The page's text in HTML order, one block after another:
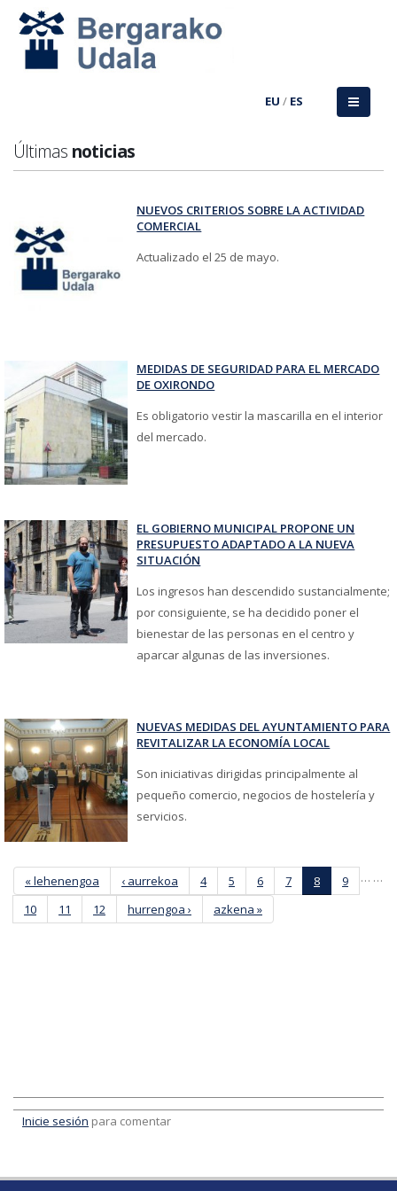
EU / ES
Últimas noticias
NUEVOS CRITERIOS SOBRE LA ACTIVIDAD
COMERCIAL
Actualizado el 25 de mayo.
MEDIDAS DE SEGURIDAD PARA EL MERCADO
DE OXIRONDO
Es obligatorio vestir la mascarilla en el interior
del mercado.
EL GOBIERNO MUNICIPAL PROPONE UN
PRESUPUESTO ADAPTADO A LA NUEVA
SITUACIÓN
Los ingresos han descendido sustancialmente;
por consiguiente, se ha decidido poner el
bienestar de las personas en el centro y
aparcar algunas de las inversiones.
NUEVAS MEDIDAS DEL AYUNTAMIENTO PARA
REVITALIZAR LA ECONOMÍA LOCAL
Son iniciativas dirigidas principalmente al
pequeño comercio, negocios de hostelería y
servicios.
Páginas
« lehenengoa ‹ aurrekoa …
4 5 6 7 8
9
10
11 12
…
hurrengoa ›
azkena »
Inicie sesión para comentar